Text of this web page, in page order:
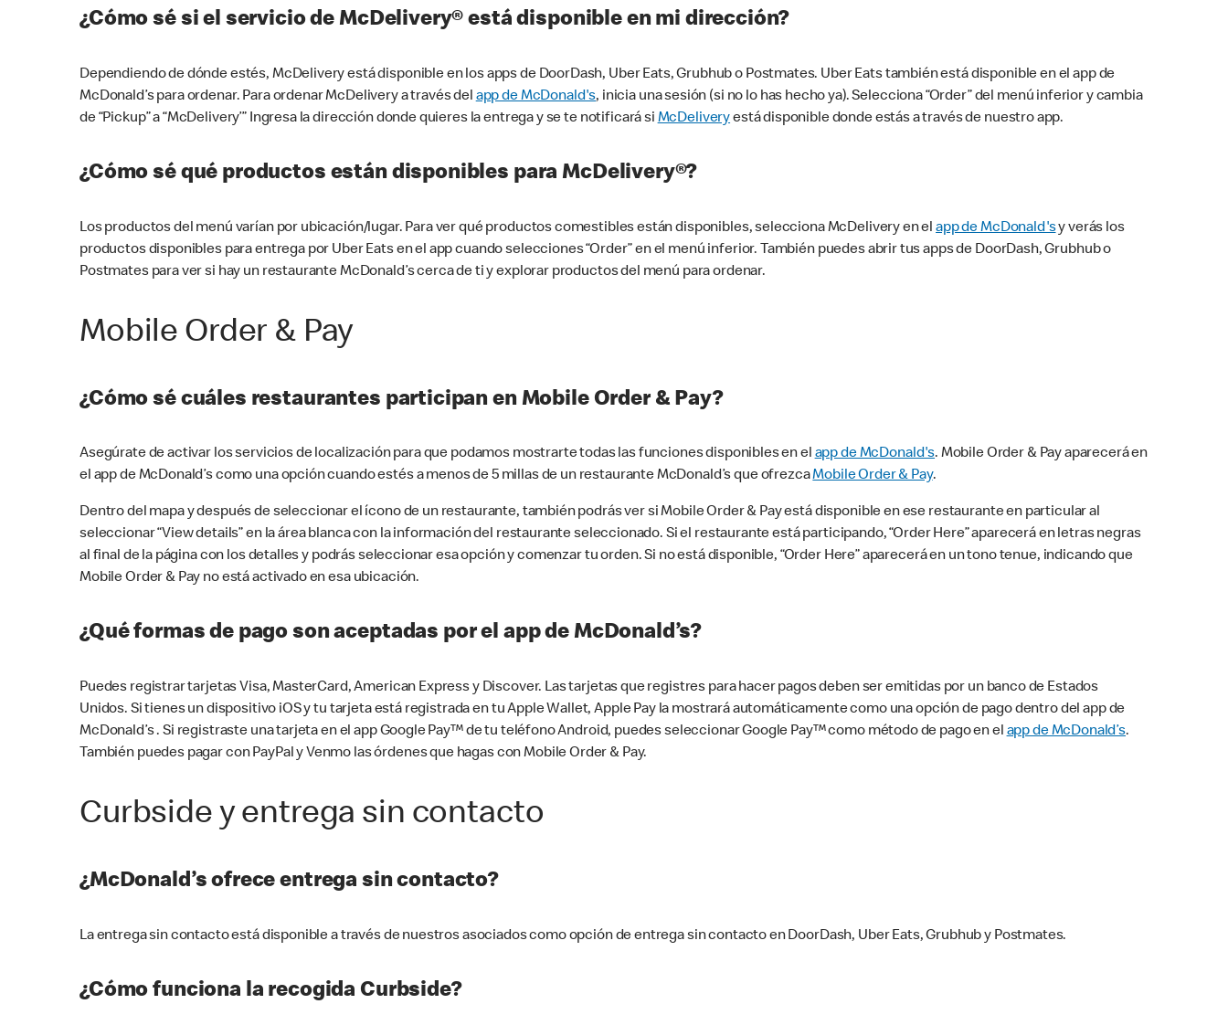
¿Cómo sé si el servicio de McDelivery® está disponible en mi dirección?
Dependiendo de dónde estés, McDelivery está disponible en los apps de DoorDash, Uber Eats, Grubhub o Postmates. Uber Eats también está disponible en el app de
McDonald’s para ordenar. Para ordenar McDelivery a través del app de McDonald's, inicia una sesión (si no lo has hecho ya). Selecciona “Order” del menú inferior y cambia
de “Pickup” a “McDelivery’” Ingresa la dirección donde quieres la entrega y se te notificará si McDeliveryestá disponible donde estás a través de nuestro app.
¿Cómo sé qué productos están disponibles para McDelivery®?
Los productos del menú varían por ubicación/lugar. Para ver qué productos comestibles están disponibles, selecciona McDelivery en elapp de McDonald'sy verás los
productos disponibles para entrega por Uber Eats en el app cuando selecciones “Order” en el menú inferior. También puedes abrir tus apps de DoorDash, Grubhub o
Postmates para ver si hay un restaurante McDonald’s cerca de ti y explorar productos del menú para ordenar.
Mobile Order & Pay
¿Cómo sé cuáles restaurantes participan en Mobile Order & Pay?
Asegúrate de activar los servicios de localización para que podamos mostrarte todas las funciones disponibles en elapp de McDonald's. Mobile Order & Pay aparecerá en
el app de McDonald’s como una opción cuando estés a menos de 5 millas de un restaurante McDonald’s que ofrezcaMobile Order & Pay.
Dentro del mapa y después de seleccionar el ícono de un restaurante, también podrás ver si Mobile Order & Pay está disponible en ese restaurante en particular al
seleccionar “View details” en la área blanca con la información del restaurante seleccionado. Si el restaurante está participando, “Order Here” aparecerá en letras negras
al final de la página con los detalles y podrás seleccionar esa opción y comenzar tu orden. Si no está disponible, “Order Here” aparecerá en un tono tenue, indicando que
Mobile Order & Pay no está activado en esa ubicación.
¿Qué formas de pago son aceptadas por el app de McDonald’s?
Puedes registrar tarjetas Visa, MasterCard, American Express y Discover. Las tarjetas que registres para hacer pagos deben ser emitidas por un banco de Estados
Unidos. Si tienes un dispositivo iOS y tu tarjeta está registrada en tu Apple Wallet, Apple Pay la mostrará automáticamente como una opción de pago dentro del app de
McDonald’s . Si registraste una tarjeta en el app Google Pay™ de tu teléfono Android, puedes seleccionar Google Pay™ como método de pago en elapp de McDonald’s.
También puedes pagar con PayPal y Venmo las órdenes que hagas con Mobile Order & Pay.
Curbside y entrega sin contacto
¿McDonald’s ofrece entrega sin contacto?
La entrega sin contacto está disponible a través de nuestros asociados como opción de entrega sin contacto en DoorDash, Uber Eats, Grubhub y Postmates.
¿Cómo funciona la recogida Curbside?